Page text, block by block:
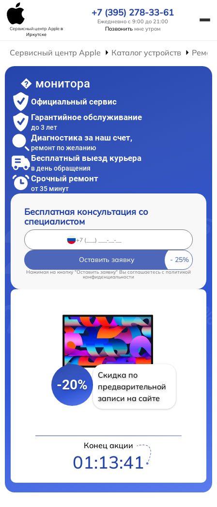
Сервисный центр Appleв
Иркутске
+7 (395) 278-33-61
Ежедневно с 9:00 до 21:00
Позвонить мне утром
Сервисный центр Apple Каталог устройств
� монитора
Официальный сервис
Гарантийное обслуживание
до 3 лет
Диагностика за наш счет,
ремонт по желанию
Бесплатный выезд курьера
в день обращения
Срочный ремонт
от 35 минут
Бесплатная консультация со
специалистом
Оставить заявку
Нажимая на кнопку "Оставить заявку" Вы соглашаетесь cполитикой
конфиденциальности
-20%
Скидка по
предварительной
записи на сайте
Конец акции
01:13:40